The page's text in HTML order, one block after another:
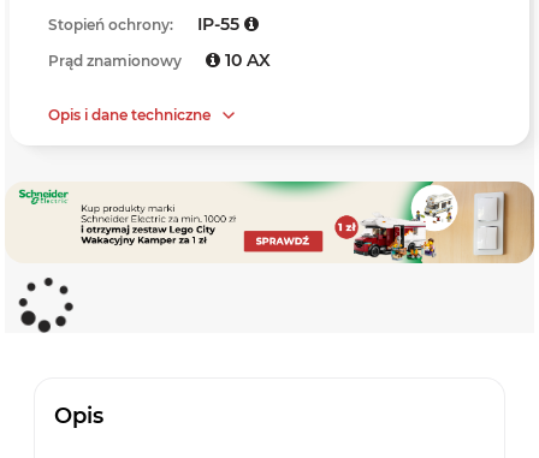
Stopień ochrony: IP-55
Prąd znamionowy 10 AX
Opis i dane techniczne
Opis